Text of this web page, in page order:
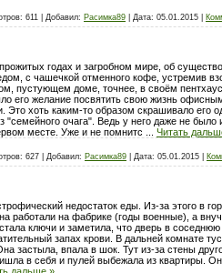
611 Добавил: Расимка89 Дата: 05.01.2015
годах и загробном мире, об
с чашечкой отменного кофе, устремив
пустующем доме, точнее, в своём
его желание посвятить свою жизнь
хоть каким-то образом скрашивало его
"семейного очага". Ведь у него даже не
месте. Уже и не помнитс
Читать
627 Добавил: Расимка89 Дата: 05.01.2015
недостаток еды. Из-за этого в
работали на фабрике (годы военные), а
ключи и заметила, что дверь в
запах крови. В дальней комнате
застыла, впала в шок. Тут из-за стены
в себя и пулей выбежала из квартиры.